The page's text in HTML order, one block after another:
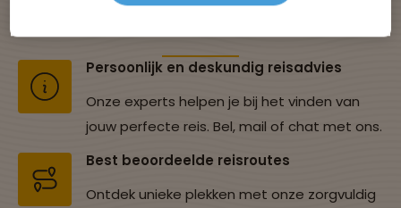
Persoonlijk en deskundig reisadvies
Onze experts helpen je bij het vinden van
jouw perfecte reis. Bel, mail of chat met ons.
Best beoordeelde reisroutes
Ontdek unieke plekken met onze zorgvuldig